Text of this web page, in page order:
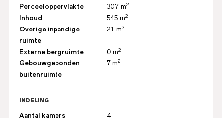
Perceeloppervlakte 307 m2
Inhoud 545 m2
Overige inpandige
ruimte
21 m2
Externe bergruimte 0 m2
Gebouwgebonden
buitenruimte
7 m2
INDELING
Aantal kamers 4